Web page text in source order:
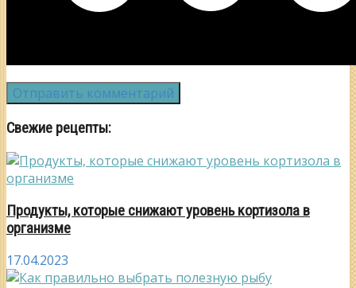
Свежие рецепты:
Продукты, которые снижают уровень кортизола в
организме
17.04.2023